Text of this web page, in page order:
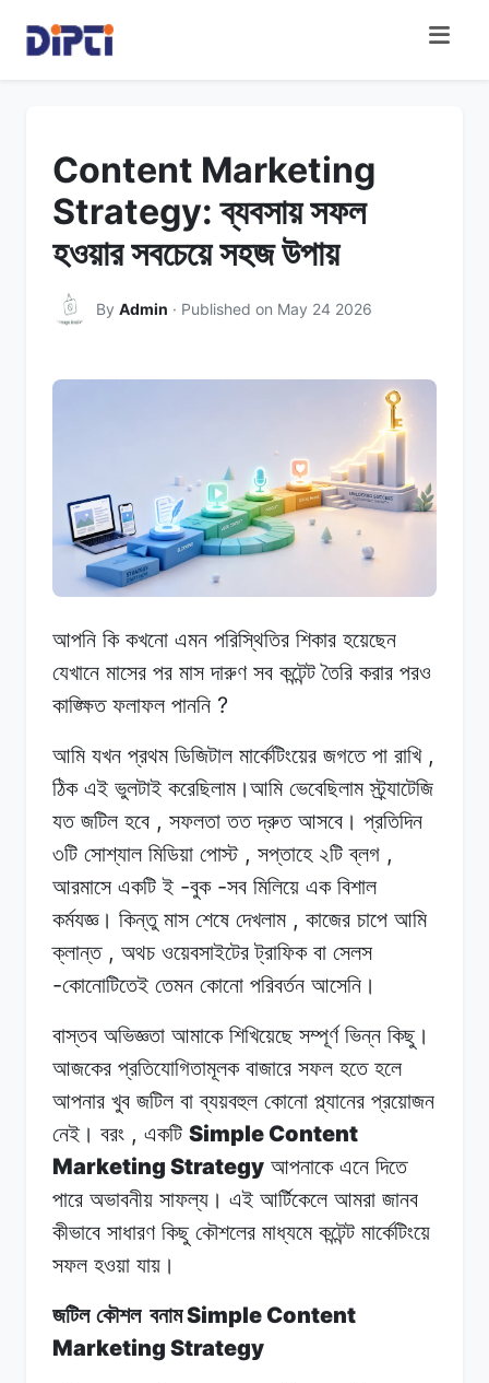
Content Marketing
Strategy: ব্যবসায় সফল
হওয়ার সবচেয়ে সহজ উপায়
By Admin · Published on May 24 2026
আপনি কি কখনো এমন পরিস্থিতির শিকার হয়েছেন
যেখানে মাসের পর মাস দারুণ সব কন্টেন্ট তৈরি করার পরও
কাঙ্ক্ষিত ফলাফল পাননি ?
আমি যখন প্রথম ডিজিটাল মার্কেটিংয়ের জগতে পা রাখি,
ঠিক এই ভুলটাই করেছিলাম।আমি ভেবেছিলাম স্ট্র্যাটেজি
যত জটিল হবে , সফলতা তত দ্রুত আসবে। প্রতিদিন
৩টি সোশ্যাল মিডিয়া পোস্ট, সপ্তাহে ২টি ব্লগ ,
আরমাসে একটি ই-বুক-সব মিলিয়ে এক বিশাল
কর্মযজ্ঞ। কিন্তু মাস শেষে দেখলাম, কাজের চাপে আমি
ক্লান্ত, অথচ ওয়েবসাইটের ট্রাফিক বা সেলস
-কোনোটিতেই তেমন কোনো পরিবর্তন আসেনি।
বাস্তব অভিজ্ঞতা আমাকে শিখিয়েছে সম্পূর্ণ ভিন্ন কিছু।
আজকের প্রতিযোগিতামূলক বাজারে সফল হতে হলে
আপনার খুব জটিল বা ব্যয়বহুল কোনো প্ল্যানের প্রয়োজন
নেই। বরং , একটি Simple Content
Marketing Strategy আপনাকে এনে দিতে
পারে অভাবনীয় সাফল্য। এই আর্টিকেলে আমরা জানব
কীভাবে সাধারণ কিছু কৌশলের মাধ্যমে কন্টেন্ট মার্কেটিংয়ে
সফল হওয়া যায়।
জটিল কৌশল বনামSimple Content
Marketing Strategy